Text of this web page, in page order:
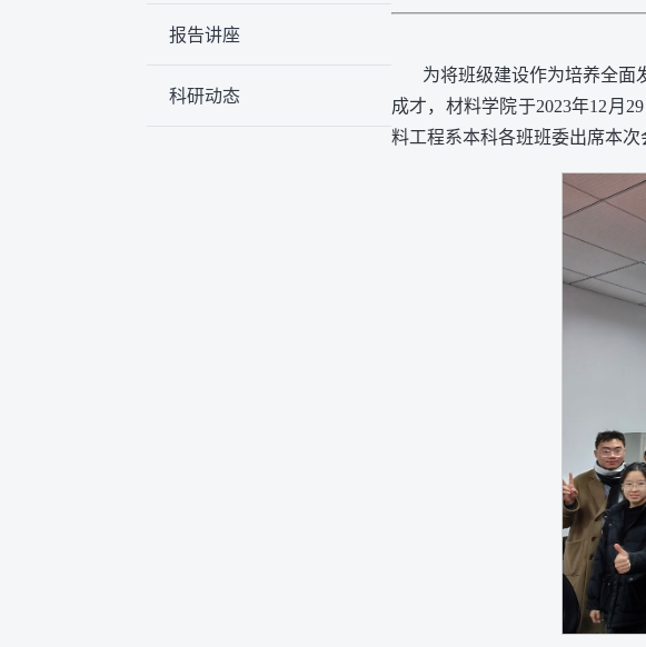
报告讲座
科研动态
为将班级建设作为培养全面
成才，材料学院于2023年12月
料工程系本科各班班委出席本次